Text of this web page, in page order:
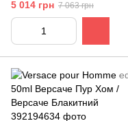
5 014 грн 7 063 грн